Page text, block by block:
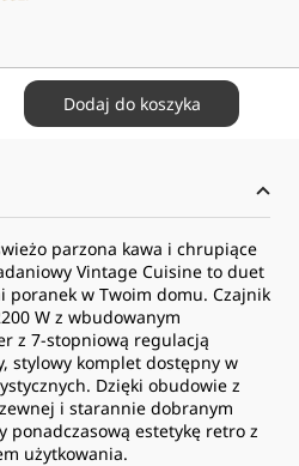
Dodaj do koszyka
parzona kawa i chrupiące
Vintage Cuisine to duet
poranek w Twoim domu. Czajnik
W z wbudowanym
z 7-stopniową regulacją
stylowy komplet dostępny w
Dzięki obudowie z
i starannie dobranym
ponadczasową estetykę retro z
użytkowania.